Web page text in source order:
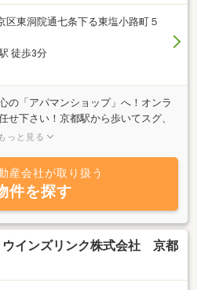
区東洞院通七条下る東塩小路町５
徒歩3分
の「アパマンショップ」へ！オンラ
せ下さい！京都駅から歩いてスグ、
理に自信の無い方は京都タワーまで
もっと見る
産会社が取り扱う
件を探す
インズリンク株式会社 京都